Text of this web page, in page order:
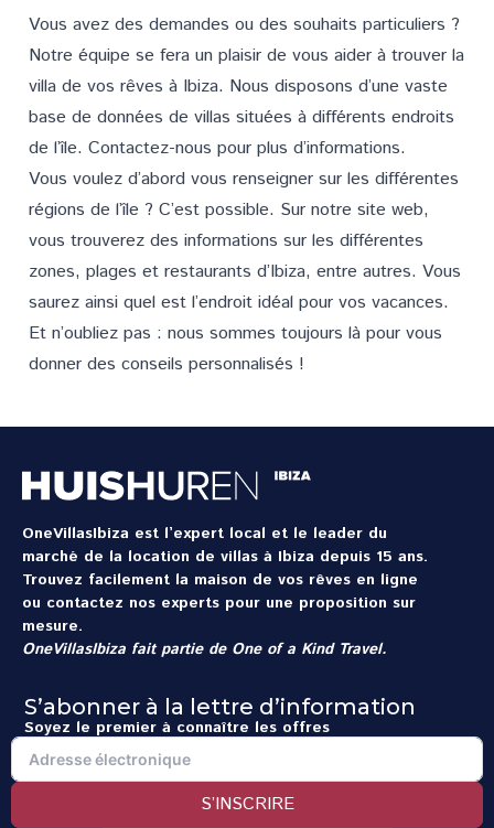
Vous avez des demandes ou des souhaits particuliers ?
Notre équipe se fera un plaisir de vous aider à trouver la
villa de vos rêves à Ibiza. Nous disposons d’une vaste
base de données de villas situées à différents endroits
de l’île. Contactez-nous pour plus d’informations.
Vous voulez d’abord vous renseigner sur les différentes
régions de l’île ? C’est possible. Sur notre site web,
vous trouverez des informations sur les différentes
zones, plages et restaurants d’Ibiza, entre autres. Vous
saurez ainsi quel est l’endroit idéal pour vos vacances.
Et n’oubliez pas : nous sommes toujours là pour vous
donner des conseils personnalisés !
OneVillasIbiza est l’expert local et le leader du
marché de la location de villas à Ibiza depuis 15 ans.
Trouvez facilement la maison de vos rêves en ligne
ou contactez nos experts pour une proposition sur
mesure.
OneVillasIbiza fait partie de One of a Kind Travel.
S’abonner à la lettre d’information
Soyez le premier à connaître les offres
S’INSCRIRE